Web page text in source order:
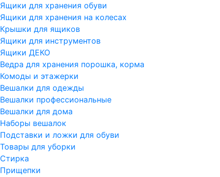
Ящики для хранения обуви
Ящики для хранения на колесах
Крышки для ящиков
Ящики для инструментов
Ящики ДЕКО
Ведра для хранения порошка, корма
Комоды и этажерки
Вешалки для одежды
Вешалки профессиональные
Вешалки для дома
Наборы вешалок
Подставки и ложки для обуви
Товары для уборки
Стирка
Прищепки